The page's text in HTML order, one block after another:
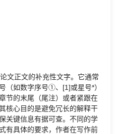
文正文的补充性文字。它通常
（如数字序号①、[1]或星号*）
节的末尾（尾注）或者紧跟在
核心目的是避免冗长的解释干
关键信息有据可查。不同的学
有具体的要求，作者在写作前